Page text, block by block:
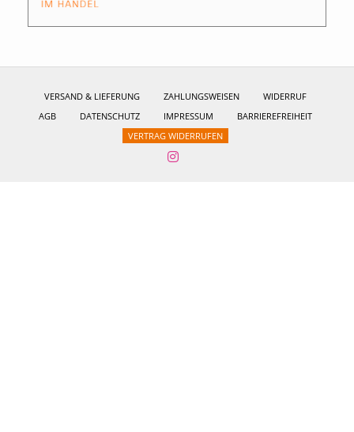
VERSAND & LIEFERUNG ZAHLUNGSWEISEN
WIDERRUF
AGB
DATENSCHUTZ IMPRESSUM
BARRIEREFREIHEIT
VERTRAG WIDERRUFEN